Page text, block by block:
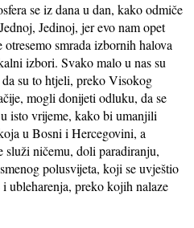
se iz dana u dan, kako odmiče
Jedinoj, jer evo nam opet
smrada izbornih halova
izbori. Svako malo u nas su
su to htjeli, preko Visokog
mogli donijeti odluku, da se
isto vrijeme, kako bi umanjili
u Bosni i Hercegovini, a
služi ničemu, doli paradiranju,
polusvijeta, koji se uvještio
ubleharenja, preko kojih nalaze